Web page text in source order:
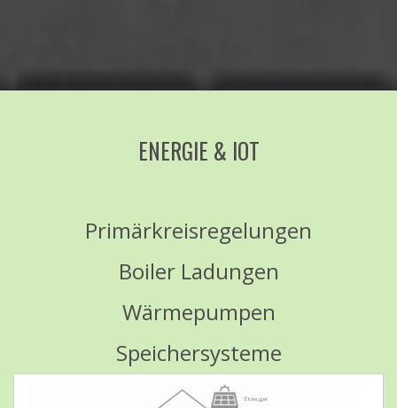
ENERGIE & IOT
Primärkreisregelungen
Boiler Ladungen
Wärmepumpen
Speichersysteme